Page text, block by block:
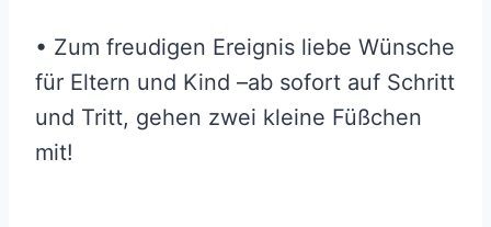
• Zum freudigen Ereignis liebe Wünsche
für Eltern und Kind –ab sofort auf Schritt
und Tritt, gehen zwei kleine Füßchen
mit!